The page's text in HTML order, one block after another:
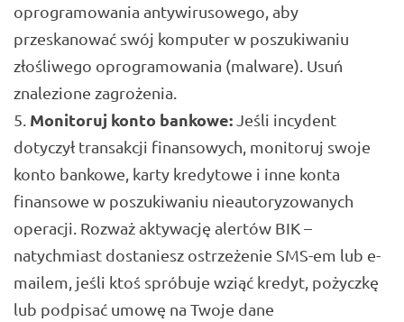
oprogramowania antywirusowego, aby
przeskanować swój komputer w poszukiwaniu
złośliwego oprogramowania (malware). Usuń
znalezione zagrożenia.
Monitoruj konto bankowe: Jeśli incydent
dotyczył transakcji finansowych, monitoruj swoje
konto bankowe, karty kredytowe i inne konta
finansowe w poszukiwaniu nieautoryzowanych
operacji. Rozważ aktywację alertów BIK –
natychmiast dostaniesz ostrzeżenie SMS-em lub e-
mailem, jeśli ktoś spróbuje wziąć kredyt, pożyczkę
lub podpisać umowę na Twoje dane